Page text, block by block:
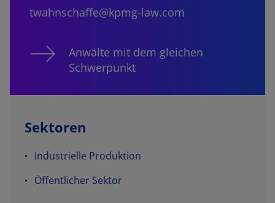
twahnschaffe@kpmg-law.com
Anwälte mit dem gleichen
Schwerpunkt
Sektoren
Industrielle Produktion
Öffentlicher Sektor